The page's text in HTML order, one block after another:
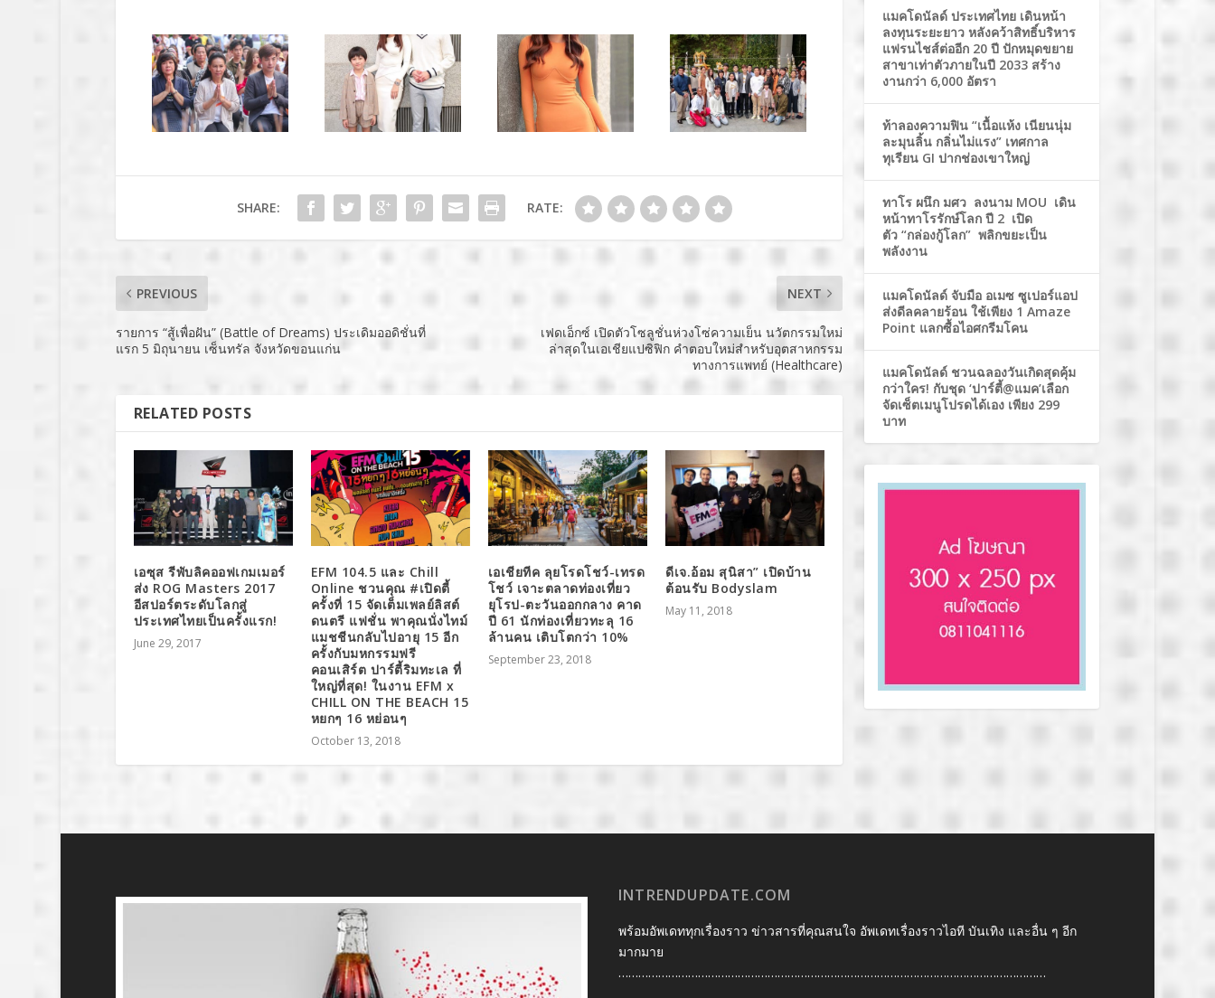
SHARE: RATE:
PREVIOUS
รายการ “สู้เพื่อฝัน” (Battle of Dreams) ประเดิมออดิชั่นที่
แรก 5 มิถุนายน เซ็นทรัล จังหวัดขอนแก่น
NEXT
เฟดเอ็กซ์ เปิดตัวโซลูชั่นห่วงโซ่ความเย็น นวัตกรรมใหม่
ล่าสุดในเอเชียแปซิฟิก คำตอบใหม่สำหรับอุตสาหกรรม
ทางการแพทย์ (Healthcare)
RELATED POSTS
เอซุส รีพับลิคออฟเกมเมอร์
ส่ง ROG Masters 2017
อีสปอร์ตระดับโลกสู่
ประเทศไทยเป็นครั้งแรก!
June 29, 2017
EFM 104.5 และ Chill
Online ชวนคุณ #เปิดตี้
ครั้งที่ 15 จัดเต็มเพลย์ลิสต์
ดนตรี แฟชั่น พาคุณนั่งไทม์
แมชชีนกลับไปอายุ 15 อีก
ครั้งกับมหกรรมฟรี
คอนเสิร์ต ปาร์ตี้ริมทะเล ที่
ใหญ่ที่สุด! ในงาน EFM x
CHILL ON THE BEACH 15
หยกๆ 16 หย่อนๆ
October 13, 2018
เอเชียทีค ลุยโรดโชว์-เทรด
โชว์ เจาะตลาดท่องเที่ยว
ยุโรป-ตะวันออกกลาง คาด
ปี 61 นักท่องเที่ยวทะลุ 16
ล้านคน เติบโตกว่า 10%
September 23, 2018
ดีเจ.อ้อม สุนิสา” เปิดบ้าน
ต้อนรับ Bodyslam
May 11, 2018
แมคโดนัลด์ ประเทศไทย เดินหน้า
ลงทุนระยะยาว หลังคว้าสิทธิ์บริหาร
แฟรนไชส์ต่ออีก 20 ปี ปักหมุดขยาย
สาขาเท่าตัวภายในปี 2033 สร้าง
งานกว่า 6,000 อัตรา
ท้าลองความฟิน “เนื้อแห้ง เนียนนุ่ม
ละมุนลิ้น กลิ่นไม่แรง” เทศกาล
ทุเรียน GI ปากช่องเขาใหญ่
ทาโร ผนึก มศว ลงนาม MOU เดิน
หน้าทาโรรักษ์โลก ปี 2 เปิด
ตัว “กล่องกู้โลก” พลิกขยะเป็น
พลังงาน
แมคโดนัลด์ จับมือ อเมซ ซูเปอร์แอป
ส่งดีลคลายร้อน ใช้เพียง 1 Amaze
Point แลกซื้อไอศกรีมโคน
แมคโดนัลด์ ชวนฉลองวันเกิดสุดคุ้ม
กว่าใคร! กับชุด ‘ปาร์ตี้@แมค’เลือก
จัดเซ็ตเมนูโปรดได้เอง เพียง 299
บาท
INTRENDUPDATE.COM
พร้อมอัพเดททุกเรื่องราว ข่าวสารที่คุณสนใจ อัพเดทเรื่องราวไอที บันเทิง และอื่น ๆ อีก
มากมาย
…………………………………………………………………………………………………………………